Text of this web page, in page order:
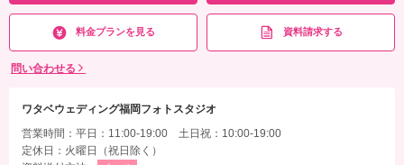
料金プランを見る 資料請求する
問い合わせる
ワタベウェディング福岡フォトスタジオ
営業時間：平日：11:00-19:00 土日祝：10:00-19:00
定休日：火曜日（祝日除く）